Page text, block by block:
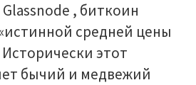
, биткоин
средней цены
Исторически этот
бычий и медвежий